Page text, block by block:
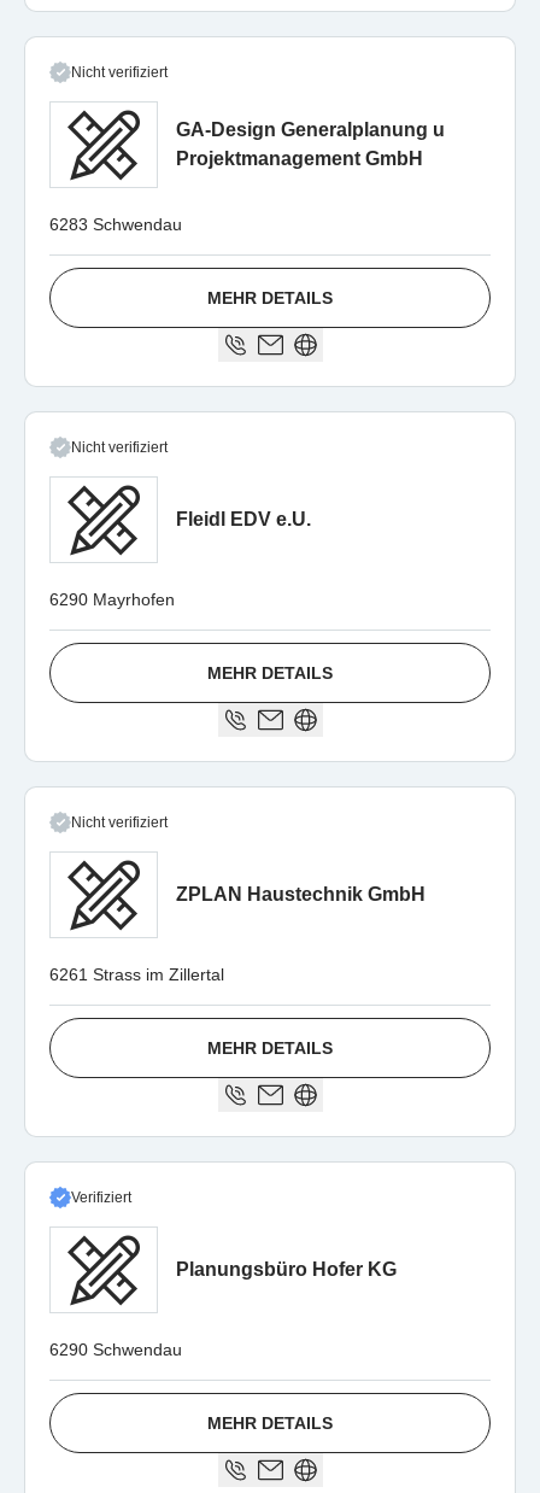
Nicht verifiziert
GA-Design Generalplanung u
Projektmanagement GmbH
6283 Schwendau
MEHR DETAILS
Nicht verifiziert
Fleidl EDV e.U.
6290 Mayrhofen
MEHR DETAILS
Nicht verifiziert
ZPLAN Haustechnik GmbH
6261 Strass im Zillertal
MEHR DETAILS
Verifiziert
Planungsbüro Hofer KG
6290 Schwendau
MEHR DETAILS